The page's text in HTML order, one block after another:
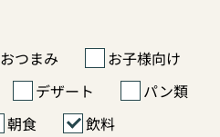
おつまみ
お子様向け
デザート
パン類
朝食 飲料